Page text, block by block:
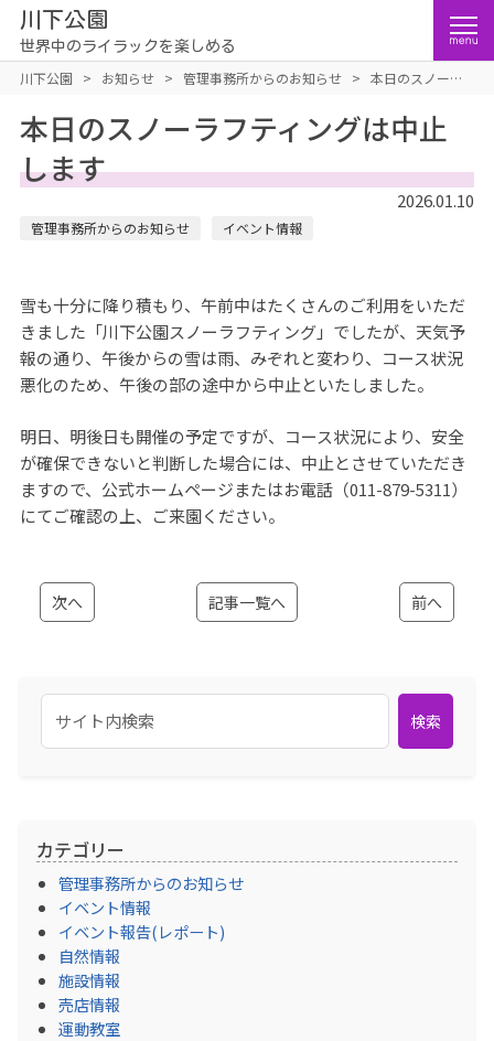
川下公園
世界中のライラックを楽しめる
川下公園 > お知らせ > 管理事務所からのお知らせ > 本日のスノーラ
本日のスノーラフティングは中止
します
2026.01.10
管理事務所からのお知らせ イベント情報
雪も十分に降り積もり、午前中はたくさんのご利用をいただ
きました「川下公園スノーラフティング」でしたが、天気予
報の通り、午後からの雪は雨、みぞれと変わり、コース状況
悪化のため、午後の部の途中から中止といたしました。
明日、明後日も開催の予定ですが、コース状況により、安全
が確保できないと判断した場合には、中止とさせていただき
ますので、公式ホームページまたはお電話（011-879-5311）
にてご確認の上、ご来園ください。
次へ 記事一覧へ 前へ
検索
カテゴリー
管理事務所からのお知らせ
イベント情報
イベント報告(レポート)
自然情報
施設情報
売店情報
運動教室